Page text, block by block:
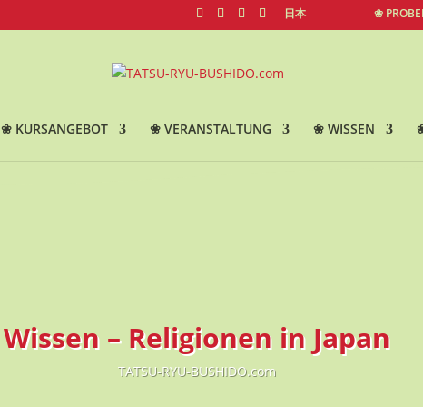
日本 ❀
❀ KURSANGEBOT ❀ VERANSTALTUNG ❀ WISSEN
Wissen – Religionen in Japan
TATSU-RYU-BUSHIDO.com